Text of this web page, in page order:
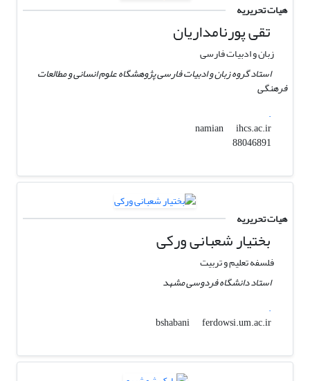
هیات تحریریه
تقی پورنامداریان
زبان و ادبیات فارسی
استاد گروه زبان و ادبیات فارسی پژوهشگاه علوم انسانی و مطالعات
فرهنگی
.
namian
ihcs.ac.ir
هیات تحریریه
بختیار شعبانی ورکی
فلسفه تعلیم و تربیت
استاد دانشگاه فردوسی مشهد
.
bshabani
ferdowsi.um.ac.ir